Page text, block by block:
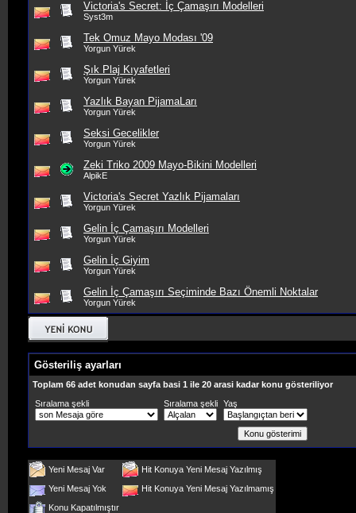
Victoria's Secret: İç Çamaşırı Modelleri
Syst3m
Tek Omuz Mayo Modası '09
Yorgun Yürek
Şık Plaj Kıyafetleri
Yorgun Yürek
Yazlık Bayan PijamaLarı
Yorgun Yürek
Seksi Gecelikler
Yorgun Yürek
Zeki Triko 2009 Mayo-Bikini Modelleri
AlpikE
Victoria's Secret Yazlık Pijamaları
Yorgun Yürek
Gelin İç Çamaşırı Modelleri
Yorgun Yürek
Gelin İç Giyim
Yorgun Yürek
Gelin İç Çamaşırı Seçiminde Bazı Önemli Noktalar
Yorgun Yürek
Gösteriliş ayarları
Toplam 66 adet konudan sayfa basi 1 ile 20 arasi kadar konu gösteriliyor
Sıralama şekli
Sıralama şekli Yaş
Yeni Mesaj Var
Hit Konuya Yeni Mesaj Yazılmış
Yeni Mesaj Yok
Hit Konuya Yeni Mesaj Yazılmamış
Konu Kapatılmıştır